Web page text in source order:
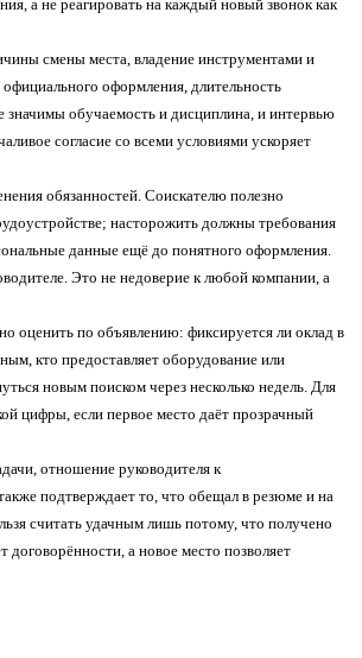
а не реагировать на каждый новый звонок как
смены места, владение инструментами и
оформления, длительность
значимы обучаемость и дисциплина, и интервью
согласие со всеми условиями ускоряет
обязанностей. Соискателю полезно
насторожить должны требования
данные ещё до понятного оформления.
Это не недоверие к любой компании, а
оценить по объявлению: фиксируется ли оклад в
кто предоставляет оборудование или
новым поиском через несколько недель. Для
цифры, если первое место даёт прозрачный
отношение руководителя к
подтверждает то, что обещал в резюме и на
считать удачным лишь потому, что получено
а новое место позволяет